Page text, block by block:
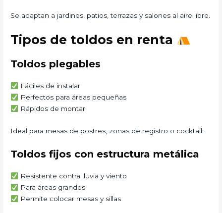
Se adaptan a jardines, patios, terrazas y salones al aire libre.
Tipos de toldos en renta
Toldos plegables
Fáciles de instalar
Perfectos para áreas pequeñas
Rápidos de montar
Ideal para mesas de postres, zonas de registro o cocktail.
Toldos fijos con estructura metálica
Resistente contra lluvia y viento
Para áreas grandes
Permite colocar mesas y sillas